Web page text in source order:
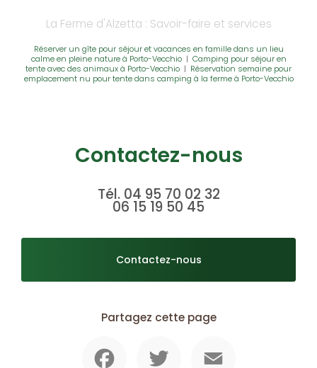
La Ferme d'Alzetta : Savoir-faire et services
Réserver un gîte pour séjour et vacances en famille dans un lieu
calme en pleine nature à Porto-Vecchio| Camping pour séjour en
tente avec des animaux à Porto-Vecchio | Réservation semaine pour
emplacement nu pour tente dans camping à la ferme à Porto-Vecchio
Contactez-nous
Tél. 04 95 70 02 32
06 15 19 50 45
Contactez-nous
Partagez cette page